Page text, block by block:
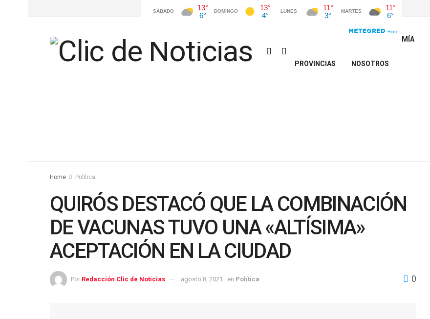
ECONOMÍA
PROVINCIAS NOSOTROS
Home Política
QUIRÓS DESTACÓ QUE LA COMBINACIÓN
DE VACUNAS TUVO UNA «ALTÍSIMA»
ACEPTACIÓN EN LA CIUDAD
Por Redacción Clic de Noticias agosto 8, 2021 en Política 0